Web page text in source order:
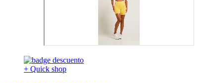
+ Quick shop